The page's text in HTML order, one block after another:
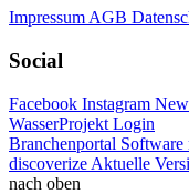
Impressum AGB
Social
Facebook Instagram
WasserProjekt Login
Branchenportal Software
discoverize Aktuelle
nach oben